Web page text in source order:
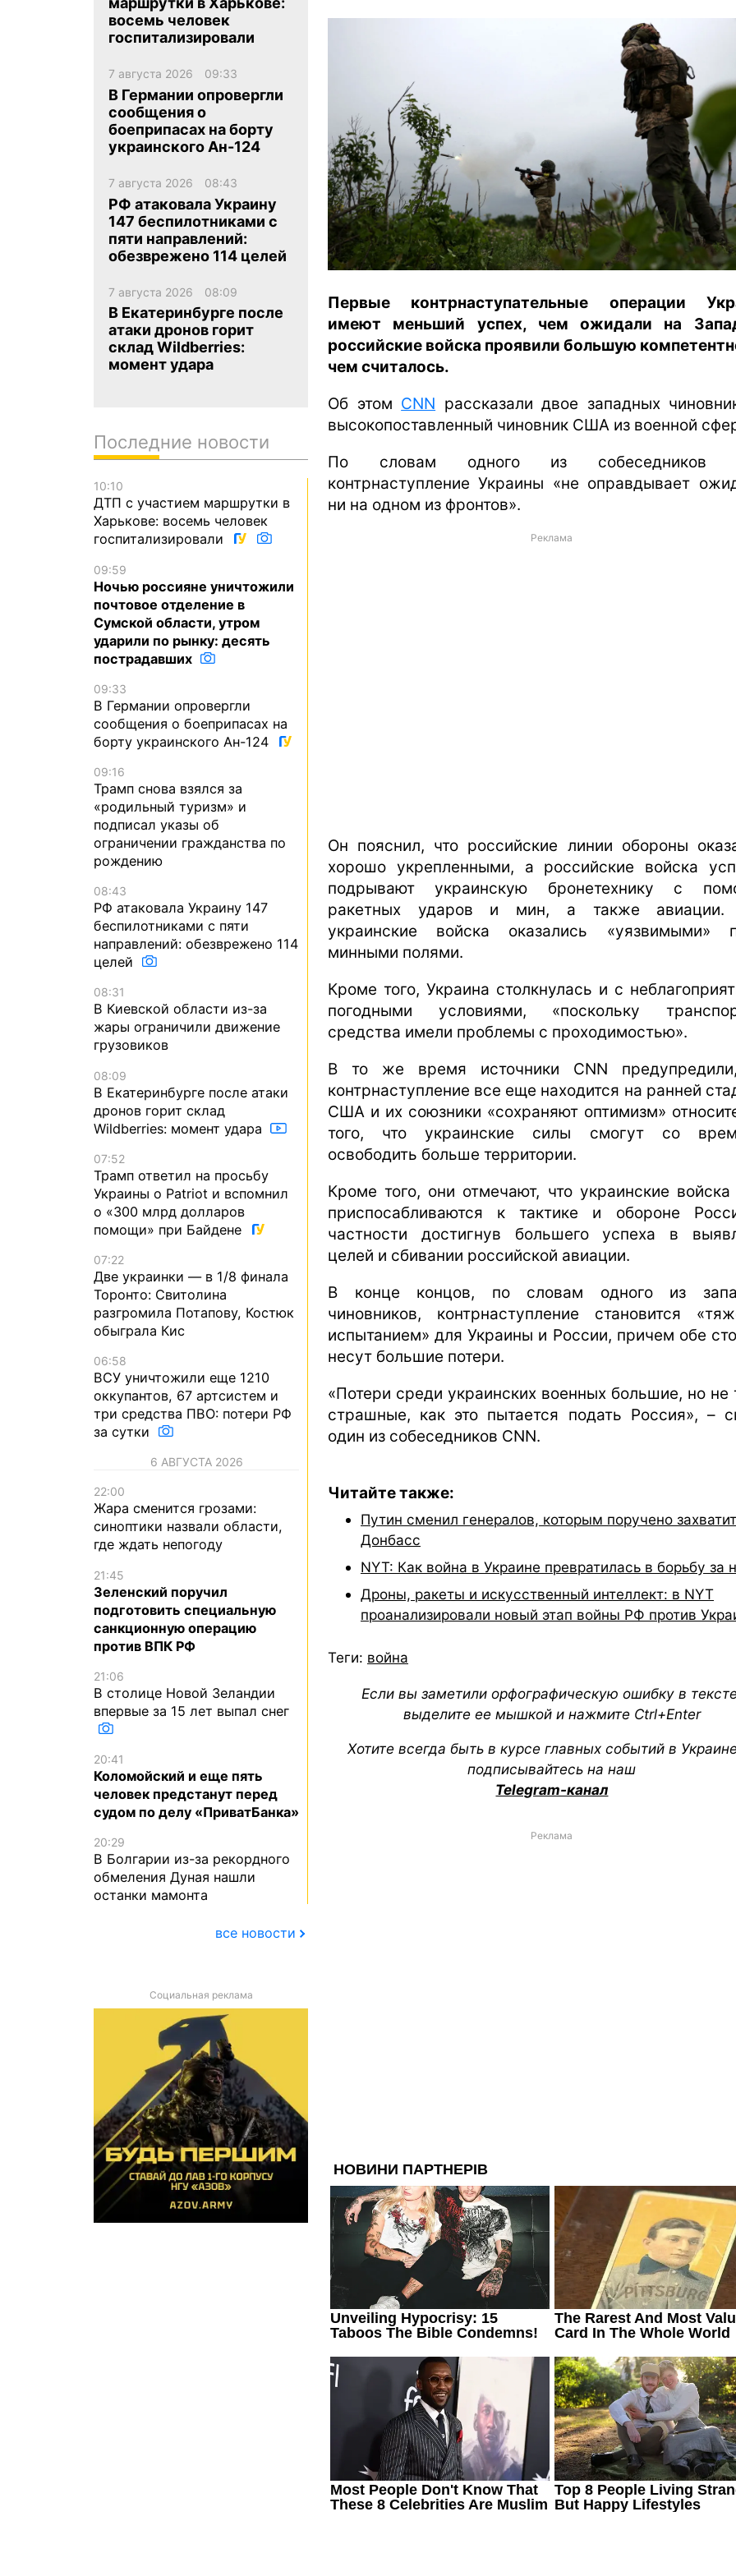
gambling
en
Первые контрнаступательные операции
имеют меньший успех, чем ожидали на
российские войска проявили большую
чем считалось.
Об этом CNN рассказали двое западных
высокопоставленный чиновник США из военной
По словам одного из собеседников
контрнаступление Украины «не оправдывает
ни на одном из фронтов».
Реклама
Он пояснил, что российские линии обороны
хорошо укрепленными, а российские войска
подрывают украинскую бронетехнику с
ракетных ударов и мин, а также авиации.
украинские войска оказались «уязвимыми»
минными полями.
Кроме того, Украина столкнулась и с
погодными условиями, «поскольку
средства имели проблемы с проходимостью».
В то же время источники CNN
контрнаступление все еще находится на ранней
США и их союзники «сохраняют оптимизм»
того, что украинские силы смогут со
освободить больше территории.
Кроме того, они отмечают, что украинские
приспосабливаются к тактике и обороне
частности достигнув большего успеха в
целей и сбивании российской авиации.
В конце концов, по словам одного из
чиновников, контрнаступление становится
испытанием» для Украины и России, причем обе
несут большие потери.
«Потери среди украинских военных большие, но не
страшные, как это пытается подать Россия», –
один из собеседников CNN.
Читайте также:
Путин сменил генералов, которым поручено
Донбасс
NYT: Как война в Украине превратилась в борьбу за
Дроны, ракеты и искусственный интеллект: в NYT
проанализировали новый этап войны РФ против
Теги: война
Если вы заметили орфографическую ошибку в
выделите ее мышкой и нажмите Ctrl+Enter
Хотите всегда быть в курсе главных событий в
подписывайтесь на наш
Telegram-канал
Реклама
восемь человек
госпитализировали
7 августа 2026 09:33
В Германии опровергли
сообщения о
боеприпасах на борту
украинского Ан-124
7 августа 2026 08:43
РФ атаковала Украину
147 беспилотниками с
пяти направлений:
обезврежено 114 целей
7 августа 2026 08:09
В Екатеринбурге после
атаки дронов горит
склад Wildberries:
момент удара
Последние новости
10:10
ДТП с участием маршрутки в
Харькове: восемь человек
госпитализировали
09:59
Ночью россияне уничтожили
почтовое отделение в
Сумской области, утром
ударили по рынку: десять
пострадавших
09:33
В Германии опровергли
сообщения о боеприпасах на
борту украинского Ан-124
09:16
Трамп снова взялся за
«родильный туризм» и
подписал указы об
ограничении гражданства по
рождению
08:43
РФ атаковала Украину 147
беспилотниками с пяти
направлений: обезврежено 114
целей
08:31
В Киевской области из-за
жары ограничили движение
грузовиков
08:09
В Екатеринбурге после атаки
дронов горит склад
Wildberries: момент удара
07:52
Трамп ответил на просьбу
Украины о Patriot и вспомнил
о «300 млрд долларов
помощи» при Байдене
07:22
Две украинки — в 1/8 финала
Торонто: Свитолина
разгромила Потапову, Костюк
обыграла Кис
06:58
ВСУ уничтожили еще 1210
оккупантов, 67 артсистем и
три средства ПВО: потери РФ
за сутки
6 АВГУСТА 2026
22:00
Жара сменится грозами:
синоптики назвали области,
где ждать непогоду
21:45
Зеленский поручил
подготовить специальную
санкционную операцию
против ВПК РФ
21:06
В столице Новой Зеландии
впервые за 15 лет выпал снег
20:41
Коломойский и еще пять
человек предстанут перед
судом по делу «ПриватБанка»
20:29
В Болгарии из-за рекордного
обмеления Дуная нашли
останки мамонта
все новости
Социальная реклама